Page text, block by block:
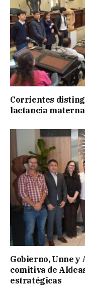
Corrientes
lactancia materna
Gobierno, Unne
comitiva de
estratégicas